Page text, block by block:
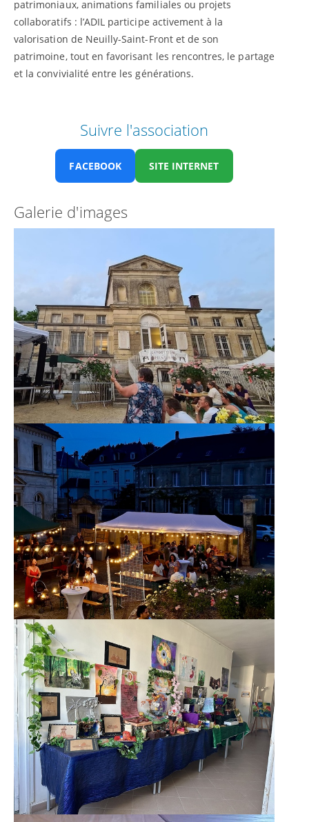
patrimoniaux, animations familiales ou projets
collaboratifs : l’ADIL participe activement à la
valorisation de Neuilly-Saint-Front et de son
patrimoine, tout en favorisant les rencontres, le partage
et la convivialité entre les générations.
Suivre l'association
FACEBOOK SITE INTERNET
Galerie d'images